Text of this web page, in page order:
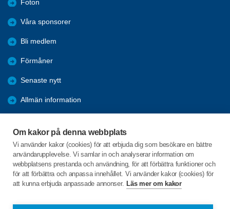
Om kakor på denna webbplats
Vi använder kakor (cookies) för att erbjuda dig som besökare en bättre
användarupplevelse. Vi samlar in och analyserar information om
webbplatsens prestanda och användning, för att förbättra funktioner och
för att förbättra och anpassa innehållet. Vi använder kakor (cookies) för
att kunna erbjuda anpassade annonser. Läs mer om kakor
Foton
Våra sponsorer
Bli medlem
Förmåner
Senaste nytt
Allmän information
2025 Arkiv
2024 Arkiv
C/o:Sven Lindström